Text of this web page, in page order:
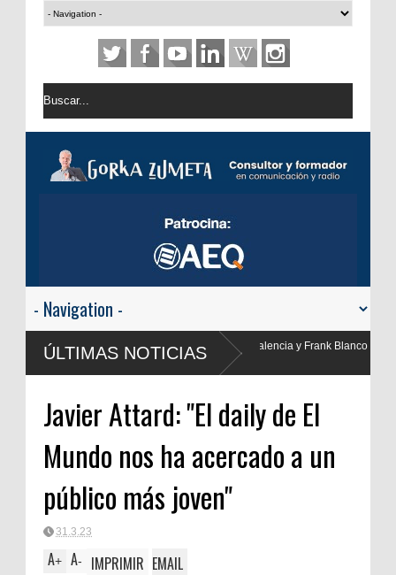
ÚLTIMAS NOTICIAS
y Frank Blanco regresan a
Javier Attard: "El daily de El
Mundo nos ha acercado a un
público más joven"
31.3.23
A+ A- IMPRIMIR EMAIL